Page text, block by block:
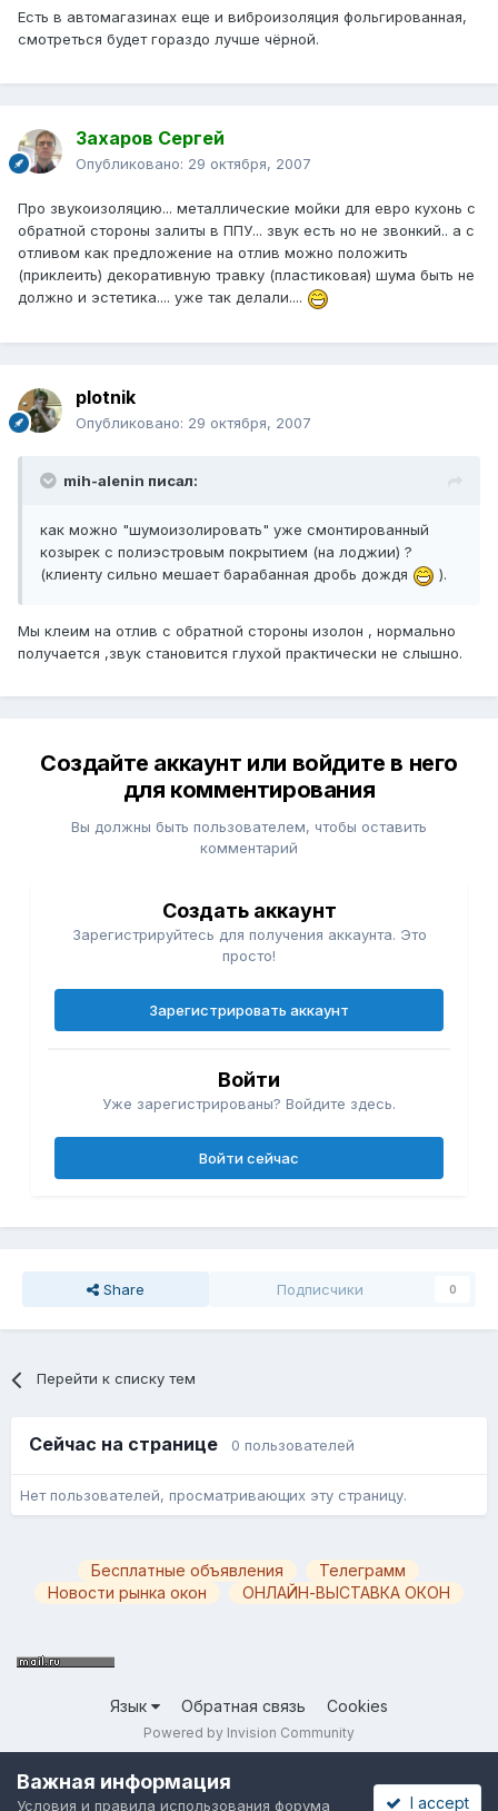
Есть в автомагазинах еще и виброизоляция фольгированная,
смотреться будет гораздо лучше чёрной.
Захаров Сергей
Опубликовано: 29 октября, 2007
Про звукоизоляцию... металлические мойки для евро кухонь с
обратной стороны залиты в ППУ... звук есть но не звонкий.. а с
отливом как предложение на отлив можно положить
(приклеить) декоративную травку (пластиковая) шума быть не
должно и эстетика.... уже так делали....
plotnik
Опубликовано: 29 октября, 2007
mih-alenin писал:
как можно "шумоизолировать" уже смонтированный
козырек с полиэстровым покрытием (на лоджии) ?
(клиенту сильно мешает барабанная дробь дождя
).
Мы клеим на отлив с обратной стороны изолон , нормально
получается ,звук становится глухой практически не слышно.
Создайте аккаунт или войдите в него
для комментирования
Вы должны быть пользователем, чтобы оставить
комментарий
Создать аккаунт
Зарегистрируйтесь для получения аккаунта. Это
просто!
Зарегистрировать аккаунт
Войти
Уже зарегистрированы? Войдите здесь.
Войти сейчас
Share Подписчики 0
Перейти к списку тем
Сейчас на странице 0 пользователей
Нет пользователей, просматривающих эту страницу.
Бесплатные объявления
Телеграмм
Новости рынка окон
ОНЛАЙН-ВЫСТАВКА ОКОН
Язык Обратная связь Cookies
Powered by Invision Community
Важная информация
Условия и правила использования форума I accept